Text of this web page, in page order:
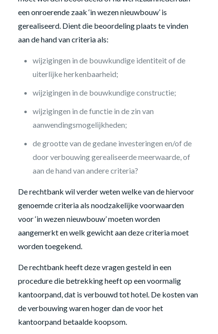
een onroerende zaak ‘in wezen nieuwbouw’ is
gerealiseerd. Dient die beoordeling plaats te vinden
aan de hand van criteria als:
wijzigingen in de bouwkundige identiteit of de
uiterlijke herkenbaarheid;
wijzigingen in de bouwkundige constructie;
wijzigingen in de functie in de zin van
aanwendingsmogelijkheden;
de grootte van de gedane investeringen en/of de
door verbouwing gerealiseerde meerwaarde, of
aan de hand van andere criteria?
De rechtbank wil verder weten welke van de hiervoor
genoemde criteria als noodzakelijke voorwaarden
voor ‘in wezen nieuwbouw’ moeten worden
aangemerkt en welk gewicht aan deze criteria moet
worden toegekend.
De rechtbank heeft deze vragen gesteld in een
procedure die betrekking heeft op een voormalig
kantoorpand, dat is verbouwd tot hotel. De kosten van
de verbouwing waren hoger dan de voor het
kantoorpand betaalde koopsom.